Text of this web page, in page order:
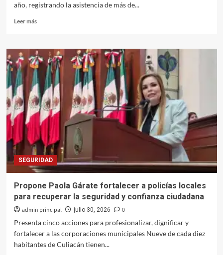
año, registrando la asistencia de más de...
Leer másLeer
Turismo
de
reuniones
se
consolida
y
genera
derrama
de
más
de
1,610
millones
de
de
enero
a
SEGURIDAD
Propone Paola Gárate fortalecer a policías locales
para recuperar la seguridad y confianza ciudadana
admin principal julio 30, 2026
0
Presenta cinco acciones para profesionalizar, dignificar y
fortalecer a las corporaciones municipales Nueve de cada diez
habitantes de Culiacán tienen...